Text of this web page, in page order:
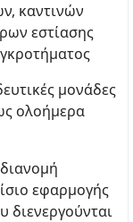
καντινών
εστίασης
μονάδες
ολοήμερα
εφαρμογής